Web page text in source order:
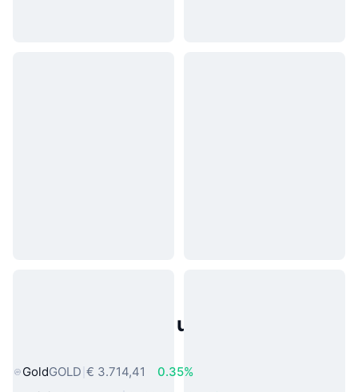
Populaire activa uit de echte
GoldGOLD € 3.714,41
0.35%